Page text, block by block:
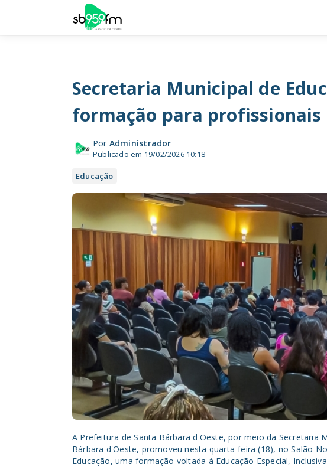
Secretaria Municipal de
formação para profissionais
Por Administrador
Publicado em 19/02/2026 10:18
Educação
A Prefeitura de Santa Bárbara d'Oeste, por meio da Secretaria
Bárbara d'Oeste, promoveu nesta quarta-feira (18), no Salão
Educação, uma formação voltada à Educação Especial,